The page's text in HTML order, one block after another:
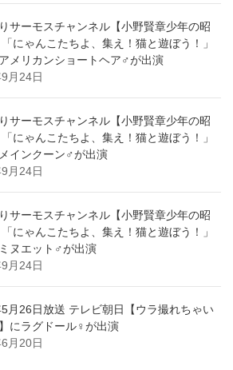
サーモスチャンネル【小野賢章少年の昭
にゃんこたちよ、集え！猫と遊ぼう！」
メリカンショートヘア♂が出演
月24日
サーモスチャンネル【小野賢章少年の昭
にゃんこたちよ、集え！猫と遊ぼう！」
インクーン♂が出演
月24日
サーモスチャンネル【小野賢章少年の昭
にゃんこたちよ、集え！猫と遊ぼう！」
ヌエット♂が出演
月24日
月26日放送 テレビ朝日【ウラ撮れちゃい
にラグドール♀が出演
月20日